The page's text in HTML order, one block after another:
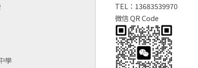
學
TEL：13683539970
微信 QR Code